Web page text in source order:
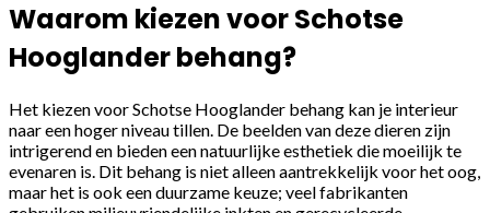
Waarom kiezen voor Schotse
Hooglander behang?
Het kiezen voor Schotse Hooglander behang kan je interieur
naar een hoger niveau tillen. De beelden van deze dieren zijn
intrigerend en bieden een natuurlijke esthetiek die moeilijk te
evenaren is. Dit behang is niet alleen aantrekkelijk voor het oog,
maar het is ook een duurzame keuze; veel fabrikanten